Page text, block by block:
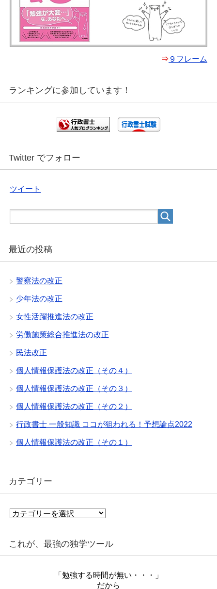
⇒ ９フレーム
ランキングに参加しています！
Twitter でフォロー
ツイート
最近の投稿
警察法の改正
少年法の改正
女性活躍推進法の改正
労働施策総合推進法の改正
民法改正
個人情報保護法の改正（その４）
個人情報保護法の改正（その３）
個人情報保護法の改正（その２）
行政書士 一般知識 ココが狙われる！予想論点2022
個人情報保護法の改正（その１）
カテゴリー
カ
リ
これが、最強の独学ツール
「勉強する時間が無い・・・」
だから